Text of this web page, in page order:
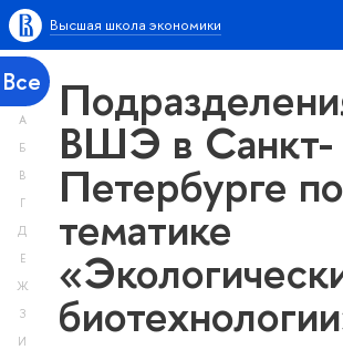
Высшая школа экономики
Все
А
Б
В
Г
Д
Е
Ж
З
И
ВШЭ в Санкт-
Петербурге по
тематике